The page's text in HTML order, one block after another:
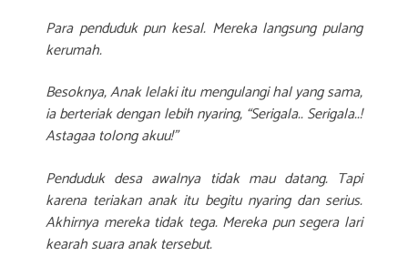
Para penduduk pun kesal. Mereka langsung pulang
kerumah.
Besoknya, Anak lelaki itu mengulangi hal yang sama,
ia berteriak dengan lebih nyaring, “Serigala.. Serigala..!
Astagaa tolong akuu!”
Penduduk desa awalnya tidak mau datang. Tapi
karena teriakan anak itu begitu nyaring dan serius.
Akhirnya mereka tidak tega. Mereka pun segera lari
kearah suara anak tersebut.